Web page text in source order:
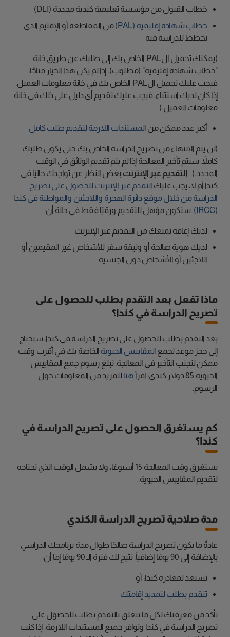
خطاب القبول من مؤسسة تعليمية كندية محددة (DLI)
خطاب شهادة إقليمية (PAL)
من المقاطعة أو الإقليم الذي
تخطط للدراسة فيه
(يمكنك تحميل الPAL الخاص بك إلى طلبك عن طريق خانة
"خطاب شهادة إقليمية" (مطلوب). إذا لم يكن هذا الخيار متاحًا،
فيجب عليك تحميل الPAL الخاص بك في خانة معلومات العميل.
إذا كان لديك استثناء، فيجب عليك تقديم أي دليل على ذلك في خانة
معلومات العميل.)
أكبر عدد ممكن من المستندات اللازمة لتقديم طلب كامل
(لن يتم الانتهاء من تصريح الدراسة الخاص بك حتى يكون طلبك
كاملاً. سيتم تأخير المعالجة إذا لم يتم تقديم الوثائق في الوقت
المحدد.) التقديم عبر الإنترنت بغض النظر عن تواجدك حاليًا في
كندا أم لا، يجب عليك التقدم عبر الإنترنت للحصول على تصريح
الدراسة من خلال موقع دائرة الهجرة واللاجئين والمواطنة فى كندا
(IRCC)
. ستكون مؤهل للتقديم ورقيًا فقط في حالة أن:
لديك إعاقة تمنعك من التقديم عبر الإنترنت
لديك هوية صالحة أو وثيقة سفر للأشخاص غير المقيمين أو
اللاجئين أو الأشخاص دون الجنسية
ماذا تفعل بعد التقدم بطلب للحصول على
تصريح الدراسة في كندا؟
بعد التقدم بطلب للحصول على تصريح الدراسة في كندا، ستحتاج
إلى حجز موعد لجمع المقاييس الحيوية الخاصة بك في أقرب وقت
ممكن لتجنب التأخير في المعالجة. تبلغ رسوم جمع المقاييس
الحيوية 85 دولار كندي؛ اقرأ
هنا للمزيد من المعلومات حول
الرسوم.
كم يستغرق الحصول على تصريح الدراسة في
كندا؟
يستغرق وقت المعالجة 15 أسبوعًا، ولا يشمل الوقت الذي تحتاجه
لتقديم المقاييس الحيوية.
مدة صلاحية تصريح الدراسة الكندي
عادةً ما يكون تصريح الدراسة صالحًا طوال مدة برنامجك الدراسي
بالإضافة إلى 90 يومًا إضافياً. تتيح لك فترة الـ 90 يومًا إما أن:
تستعد لمغادرة كندا، أو
تتقدم بطلب لتمديد إقامتك
تأكد من معرفتك لكل ما يتعلق بالتقدم بطلب للحصول على
تصريح الدراسة في كندا وتوافر جميع المستندات اللازمة. إذا كنت